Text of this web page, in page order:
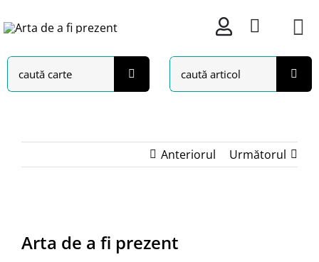
to
Search
for:
Search
for:
Anteriorul Următorul
Larger
Image
Arta de a fi prezent